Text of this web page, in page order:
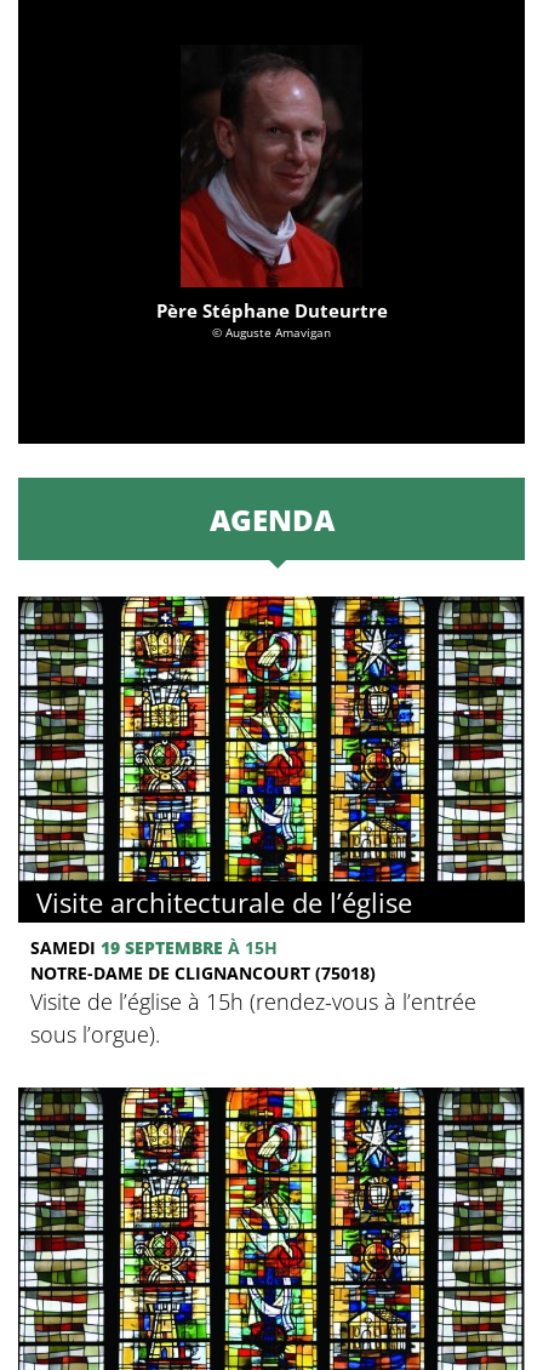
Père Stéphane Duteurtre
© Auguste Amavigan
AGENDA
Visite architecturale de l’église
SAMEDI 19 SEPTEMBRE À 15H
NOTRE-DAME DE CLIGNANCOURT (75018)
Visite de l’église à 15h (rendez-vous à l’entrée
sous l’orgue).